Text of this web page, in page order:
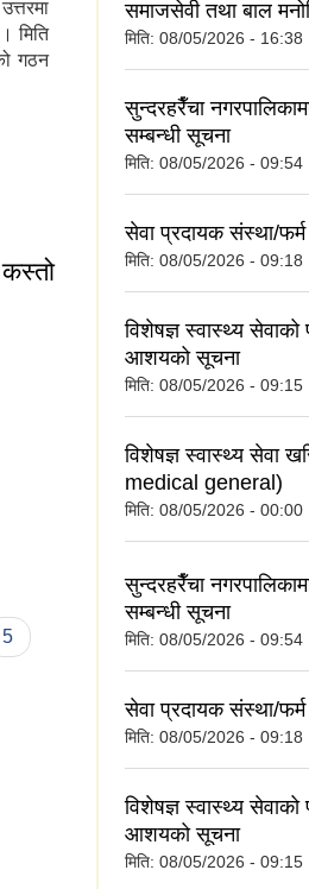
मिति
गठन
5
समाजसेवी तथा बाल
मिति: 08/05/2026 - 16:38
सुन्दरहरैँचा
सम्बन्धी सूचना
मिति: 08/05/2026 - 09:54
सेवा प्रदायक संस्था/
मिति: 08/05/2026 - 09:18
विशेषज्ञ स्वास्थ्य सेवाको
आशयको सूचना
मिति: 08/05/2026 - 09:15
विशेषज्ञ स्वास्थ्य सेवा
medical general)
मिति: 08/05/2026 - 00:00
सुन्दरहरैँचा
सम्बन्धी सूचना
मिति: 08/05/2026 - 09:54
सेवा प्रदायक संस्था/
मिति: 08/05/2026 - 09:18
विशेषज्ञ स्वास्थ्य सेवाको
आशयको सूचना
मिति: 08/05/2026 - 09:15